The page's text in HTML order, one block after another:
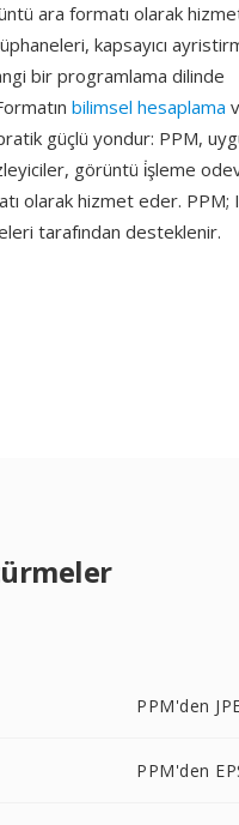
ara formatı olarak
kapsayıcı
bir programlama dilinde
bilimsel hesaplama
güçlü yondur: PPM,
görüntü i̇şleme
olarak hizmet eder. PPM;
tarafından desteklenir.
PPM'den
PPM'den